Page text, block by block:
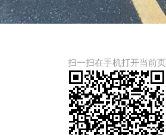
扫一扫在手机打开当前页